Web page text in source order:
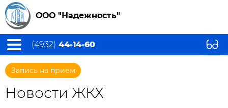
ООО "Надежность"
(4932) 44-14-60
Запись на прием
Новости ЖКХ